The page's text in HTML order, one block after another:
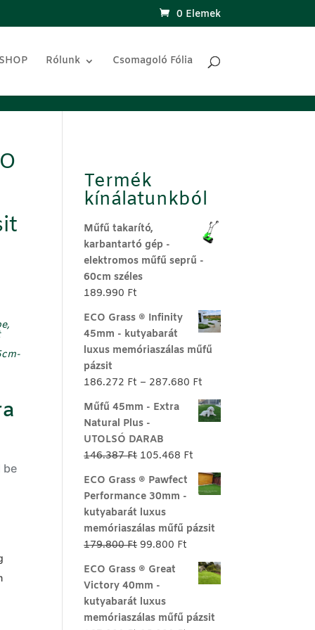
0 Elemek
Rólunk Csomagoló Fólia
be
Termék
kínálatunkból
Műfű takarító,
karbantartó gép -
elektromos műfű seprű -
60cm széles
189.990 Ft
ECO Grass ® Infinity
45mm - kutyabarát
luxus memóriaszálas műfű
pázsit
186.272 Ft – 287.680 Ft
186.272 Ft
-
Műfű 45mm - Extra
Natural Plus -
UTOLSÓ DARAB
146.387Ft Original
was:
146.387 Ft.
105.468 Ft
price
is:
ECO Grass ® Pawfect
Performance 30mm -
kutyabarát luxus
memóriaszálas műfű pázsit
179.800Ft Original
was:
179.800 Ft.
99.800 Ft
price
ECO Grass ® Great
Victory 40mm -
kutyabarát luxus
memóriaszálas műfű pázsit